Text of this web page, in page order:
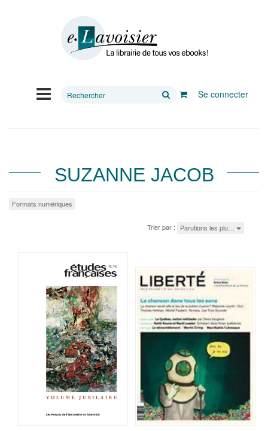
Rechercher
Se connecter
SUZANNE JACOB
Formats numériques
Trier par : Parutions les plu…